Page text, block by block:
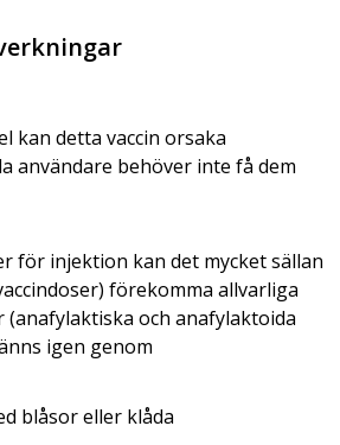
kan detta vaccin orsaka
användare behöver inte få dem
för injektion kan det mycket sällan
förekomma allvarliga
och anafylaktoida
igen genom
blåsor eller klåda